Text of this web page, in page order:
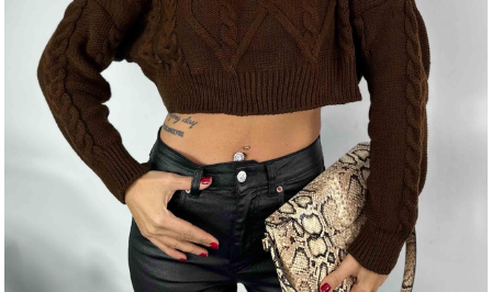
okudum onay veriyorum.
Paylaştığım bilgilerin
KVKK kapsamında tarafınızca korunmasını, sms ve
WhatsApp üzerinden bilgilendirmeleri almayı
kabul ediyorum.
Çevir Kazan